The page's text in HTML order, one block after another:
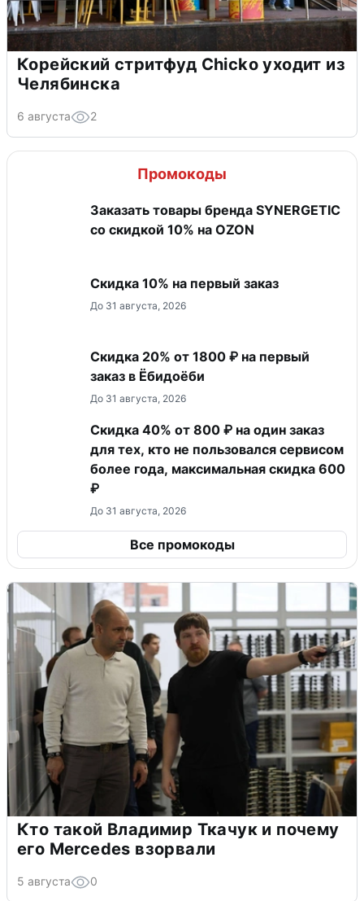
Корейский стритфуд Chicko уходит из
Челябинска
6 августа 2
Промокоды
Заказать товары бренда SYNERGETIC
со скидкой 10% на OZON
Скидка 10% на первый заказ
До 31 августа, 2026
Скидка 20% от 1800 ₽ на первый
заказ в Ёбидоёби
До 31 августа, 2026
Скидка 40% от 800 ₽ на один заказ
для тех, кто не пользовался сервисом
более года, максимальная скидка 600
₽
До 31 августа, 2026
Все промокоды
Кто такой Владимир Ткачук и почему
его Mercedes взорвали
5 августа 0